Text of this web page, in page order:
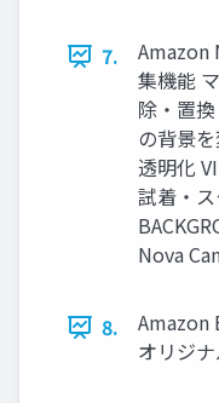
7.
Amazon
集機能
除・置
の背景
透明化
試着・
Nova
8.
Amazon
オリジ